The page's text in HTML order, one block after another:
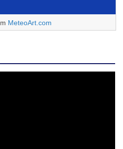
MeteoArt.com